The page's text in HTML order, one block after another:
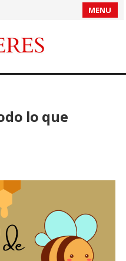
MENU
lo que